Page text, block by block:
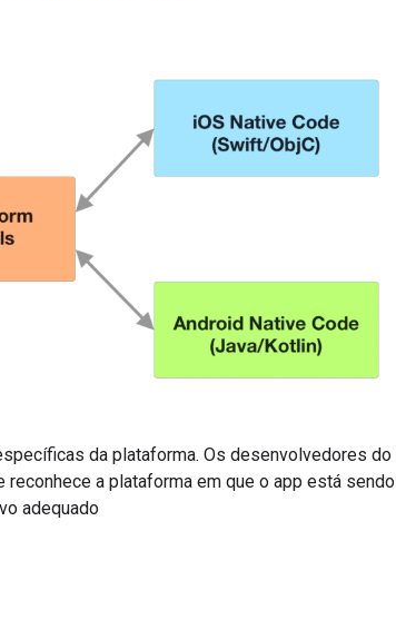
da plataforma. Os desenvolvedores do
a plataforma em que o app está sendo
adequado